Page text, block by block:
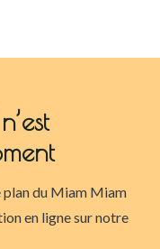
plan du Miam Miam
en ligne sur notre